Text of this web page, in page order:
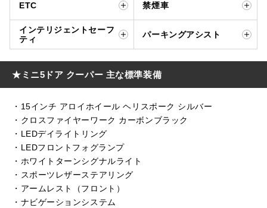
ETC 禁煙車
インテリジェントセーフ
ティ
パーキングアシスト
★ミニ5ドア クーパー 主な標準装備
・15インチ アロイホイール ヘリスポーク シルバー
・クロスファイヤーワーク カーボンブラック
・LEDデイライトリング
・LEDフロントフォグランプ
・ホワイトターンシグナルライト
・スポーツレザーステアリング
・アームレスト（フロント）
・ナビゲーションシステム